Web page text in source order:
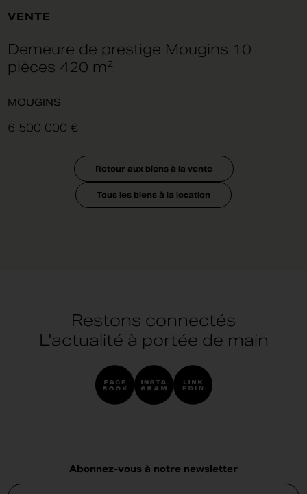
VENTE
Demeure de prestige Mougins 10
pièces 420 m²
MOUGINS
6 500 000 €
Retour aux biens à la vente
Tous les biens à la location
Restons connectés
L'actualité à portée de main
Abonnez-vous à notre newsletter